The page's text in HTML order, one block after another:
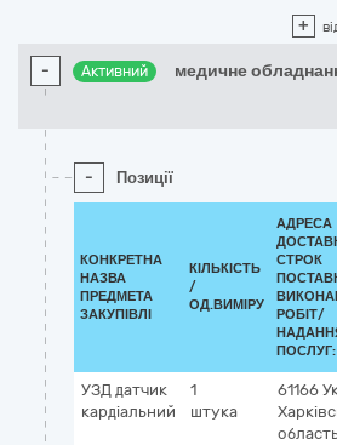
+
- Активний медичне
- Позиції
КОНКРЕТНА
НАЗВА
ПРЕДМЕТА
ЗАКУПІВЛІ
КІЛЬКІСТЬ
/
ОД.ВИМІРУ
АДРЕСА
СТРОК
РОБІТ/
ПОСЛУГ:
УЗД датчик
кардіальний
1
штука
61166